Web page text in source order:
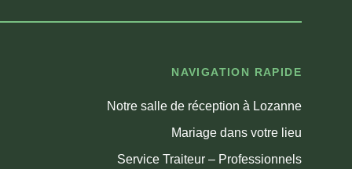
NAVIGATION RAPIDE
Notre salle de réception à Lozanne
Mariage dans votre lieu
Service Traiteur – Professionnels